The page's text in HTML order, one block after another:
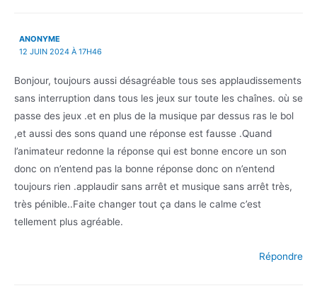
ANONYME
12 JUIN 2024 À 17H46
Bonjour, toujours aussi désagréable tous ses applaudissements
sans interruption dans tous les jeux sur toute les chaînes. où se
passe des jeux .et en plus de la musique par dessus ras le bol
,et aussi des sons quand une réponse est fausse .Quand
l’animateur redonne la réponse qui est bonne encore un son
donc on n’entend pas la bonne réponse donc on n’entend
toujours rien .applaudir sans arrêt et musique sans arrêt très,
très pénible..Faite changer tout ça dans le calme c’est
tellement plus agréable.
Répondre